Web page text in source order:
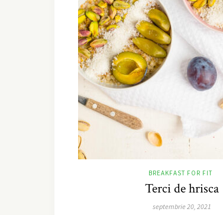
BREAKFAST FOR FIT
Terci de hrisca
septembrie 20, 2021